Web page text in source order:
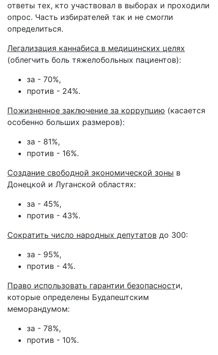
ответы тех, кто участвовал в выборах и проходили
опрос. Часть избирателей так и не смогли
определиться.
Легализация каннабиса в медицинских целях
(облегчить боль тяжелобольных пациентов):
за - 70%,
против - 24%.
Пожизненное заключение за коррупцию (касается
особенно больших размеров):
за - 81%,
против - 16%.
Создание свободной экономической зоны в
Донецкой и Луганской областях:
за - 45%,
против - 43%.
Сократить число народных депутатов до 300:
за - 95%,
против - 4%.
Право использовать гарантии безопасности,
которые определены Будапештским
меморандумом:
за - 78%,
против - 10%.